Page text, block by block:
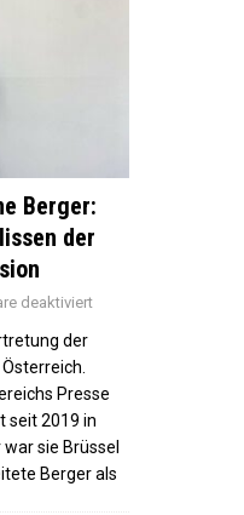
Berger:
der
deaktiviert
der
Presse
seit 2019 in
sie Brüssel
Berger als